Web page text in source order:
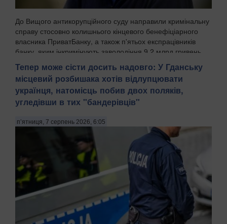
До Вищого антикорупційного суду направили кримінальну
справу стосовно колишнього кінцевого бенефіціарного
власника ПриватБанку, а також п'ятьох експрацівників
банку, яким інкримінують заволодіння 9,2 млрд гривень.
Тепер може сісти досить надовго: У Гданську
місцевий розбишака хотів відлупцювати
українця, натомісць побив двох поляків,
угледівши в тих "бандерівців"
п’ятниця, 7 серпень 2026, 6:05